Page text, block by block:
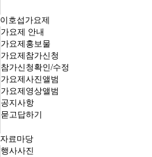
이호섭가요제
가요제 안내
가요제홍보물
가요제참가신청
참가신청확인/수정
가요제사진앨범
가요제영상앨범
공지사항
묻고답하기
자료마당
행사사진